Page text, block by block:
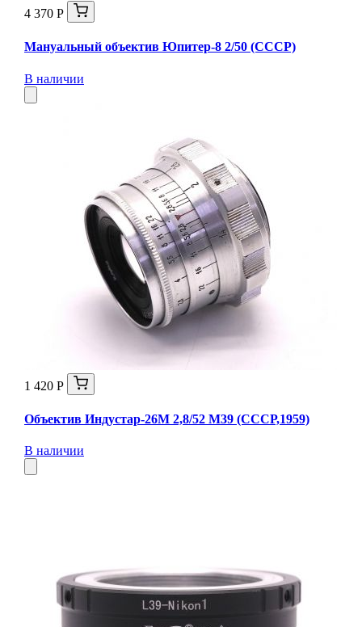
4 370 Р
Мануальный объектив Юпитер-8 2/50 (СССР)
В наличии
1 420 Р
Объектив Индустар-26М 2,8/52 М39 (СССР,1959)
В наличии